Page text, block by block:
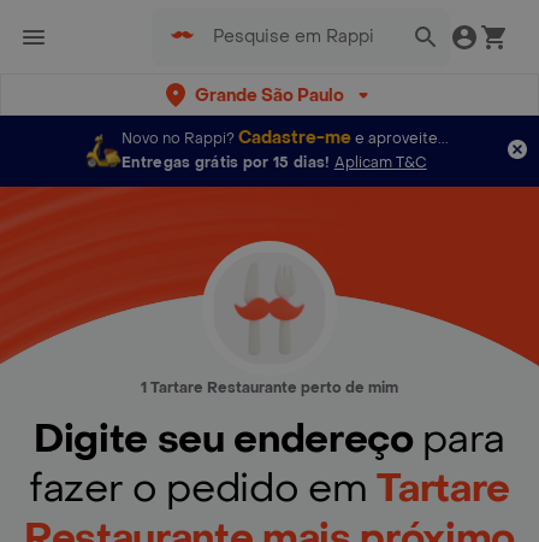
Grande São Paulo
Novo no Rappi? Cadastre-mee aproveite...
Entregas grátis por 15 dias! Aplicam T&C
1 Tartare Restaurante perto de mim
Digite seu endereço para
fazer o pedido emTartare